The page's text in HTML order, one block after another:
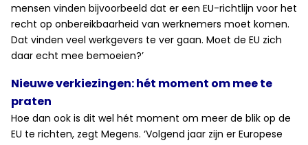
mensen vinden bijvoorbeeld dat er een EU-richtlijn voor het
recht op onbereikbaarheid van werknemers moet komen.
Dat vinden veel werkgevers te ver gaan. Moet de EU zich
daar echt mee bemoeien?’
Nieuwe verkiezingen: hét moment om mee te
praten
Hoe dan ook is dit wel hét moment om meer de blik op de
EU te richten, zegt Megens. ‘Volgend jaar zijn er Europese